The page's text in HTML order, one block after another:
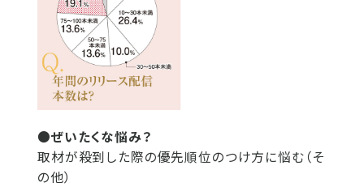
●ぜいたくな悩み？
取材が殺到した際の優先順位のつけ方に悩む（そ
の他）